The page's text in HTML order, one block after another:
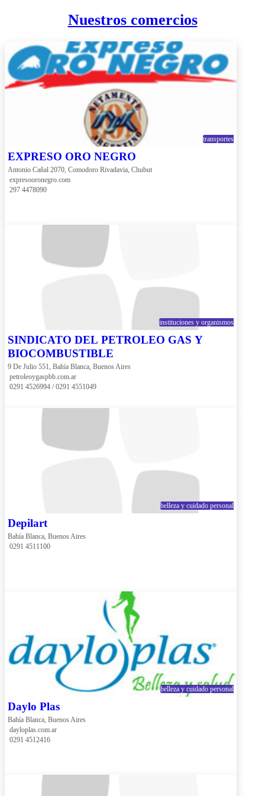
Nuestros comercios
transportes
EXPRESO ORO NEGRO
Antonio Cañal 2070, Comodoro Rivadavia, Chubut
expresooronegro.com
297 4478090
instituciones y organismos
SINDICATO DEL PETROLEO GAS Y
BIOCOMBUSTIBLE
9 De Julio 551, Bahía Blanca, Buenos Aires
petroleoygaspbb.com.ar
0291 4526994 / 0291 4551049
belleza y cuidado personal
Depilart
Bahía Blanca, Buenos Aires
0291 4511100
belleza y cuidado personal
Daylo Plas
Bahía Blanca, Buenos Aires
dayloplas.com.ar
0291 4512416